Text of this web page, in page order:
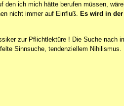
den ich mich hätte berufen müssen,
nicht immer auf Einfluß. Es wird in
zur Pflichtlektüre ! Die Suche nach
Sinnsuche, tendenziellem Nihilismus.